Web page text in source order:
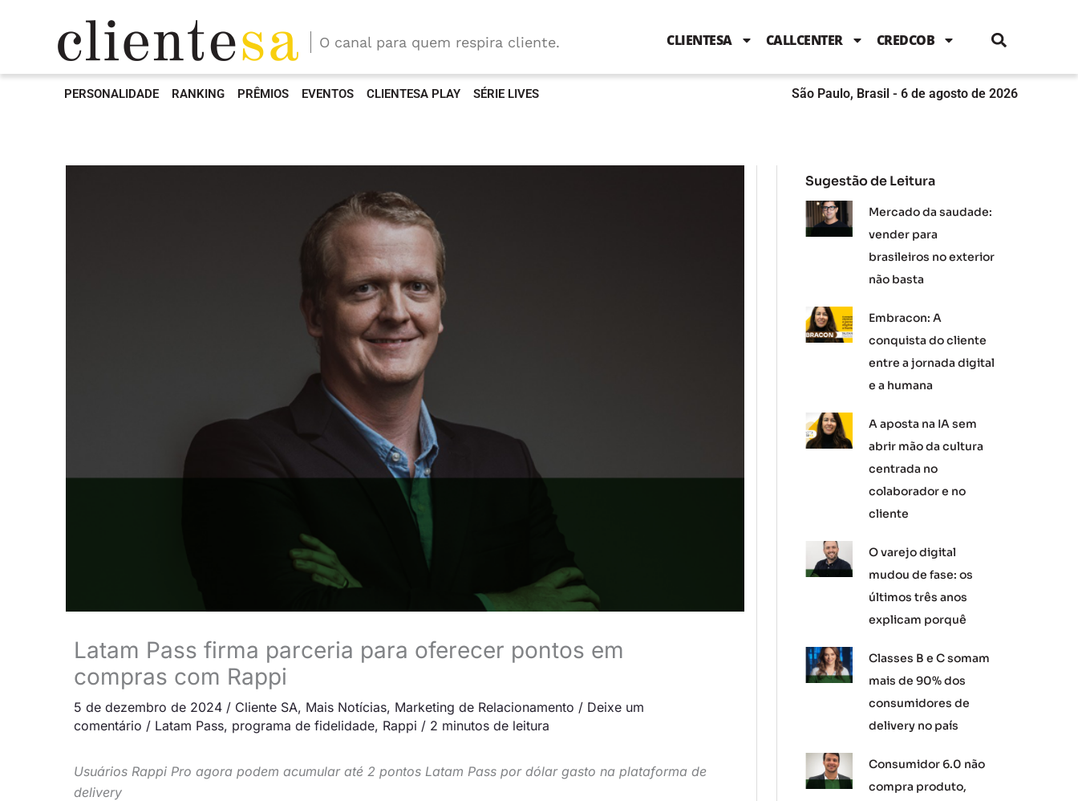
b
o
k
t
e
b
n
g
a
m
O canal para quem respira cliente. CLIENTESA CALLCENTER CREDCOB
PERSONALIDADE RANKING PRÊMIOS EVENTOS CLIENTESA PLAY SÉRIE LIVES São Paulo, Brasil - 6 de agosto de 2026
Latam Pass firma parceria para oferecer pontos em
compras com Rappi
5 de dezembro de 2024 / Cliente SA, Mais Notícias, Marketing de Relacionamento / Deixe um
comentário / Latam Pass, programa de fidelidade, Rappi / 2 minutos de leitura
Usuários Rappi Pro agora podem acumular até 2 pontos Latam Pass por dólar gasto na plataforma de
delivery
Sugestão de Leitura
Mercado da saudade:
vender para
brasileiros no exterior
não basta
Embracon: A
conquista do cliente
entre a jornada digital
e a humana
A aposta na IA sem
abrir mão da cultura
centrada no
colaborador e no
cliente
O varejo digital
mudou de fase: os
últimos três anos
explicam porquê
Classes B e C somam
mais de 90% dos
consumidores de
delivery no país
Consumidor 6.0 não
compra produto,